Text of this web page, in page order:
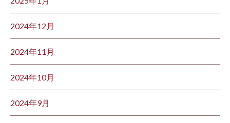
2024年12月
2024年11月
2024年10月
2024年9月